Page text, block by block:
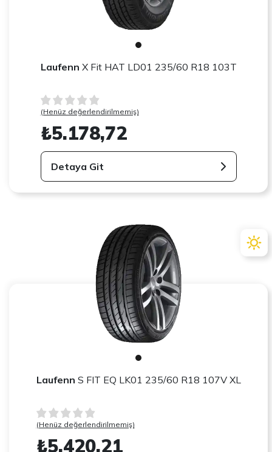
Laufenn X Fit HAT LD01 235/60 R18 103T
(Henüz değerlendirilmemiş)
₺5.178,72
Detaya Git
Laufenn S FIT EQ LK01 235/60 R18 107V XL
(Henüz değerlendirilmemiş)
₺5.420,21